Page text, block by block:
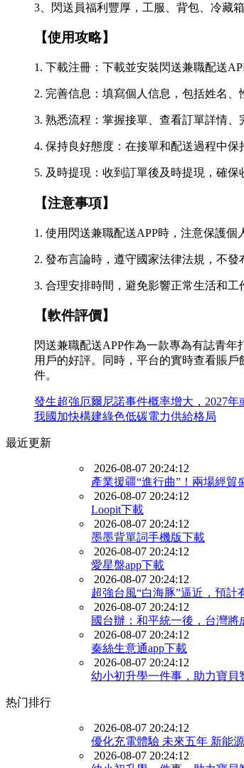
3、閃送員福利豐厚，工服、背包、冷藏箱
【使用攻略】
1. 下載注冊：下載並安裝閃送兼職配送
2. 完善信息：填寫個人信息，包括姓名
3. 熟悉流程：掌握接單、查看訂單詳情、
4. 保持良好態度：在接單和配送過程中保
5. 及時提現：收到訂單後及時提現，確保
【注意事項】
1. 使用閃送兼職配送APP時，注意保護個
2. 發布言論時，遵守國家法律法規，不發
3. 合理安排時間，避免影響正常生活和工
【軟件評價】
閃送兼職配送APP作為一款專為有誌青
用戶的好評。同時，平台的實時查看賬
件。
發生超強厄爾尼諾事件概率增大，2027
我國加快構建綠色低碳電力供給格局
最近更新
2026-08-07 20:24:12
產業援疆“進行曲”！兩場經貿
2026-08-07 20:24:12
Loopit下載
2026-08-07 20:24:12
墨墨背單詞手機版下載
2026-08-07 20:24:12
愛星盤app下載
2026-08-07 20:24:12
超強台風“白海豚”逼近，預計
2026-08-07 20:24:12
國台辦：和平統一後，台灣將
2026-08-07 20:24:12
秦絲生意通app下載
2026-08-07 20:24:12
幼小初升學一件事，助力寶貝
热门排行
2026-08-07 20:24:12
優化充電體驗 未來五年 新能
2026-08-07 20:24:12